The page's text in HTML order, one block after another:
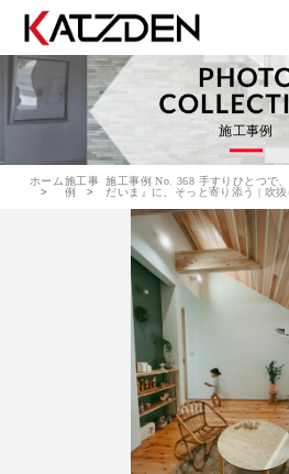
施工事例
ホーム施工事
例
施工事例 No. 368 手すりひとつで
だいま』に、そっと寄り添う | 吹